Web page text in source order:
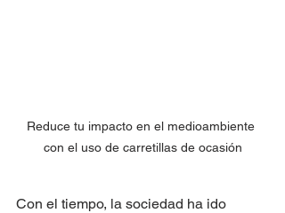
Reduce tu impacto en el medioambiente
con el uso de carretillas de ocasión
Con el tiempo, la sociedad ha ido